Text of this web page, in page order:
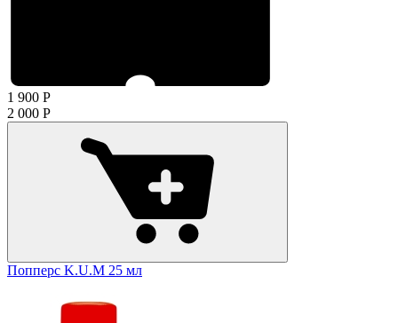
1 900 Р
2 000 Р
Попперс K.U.M 25 мл